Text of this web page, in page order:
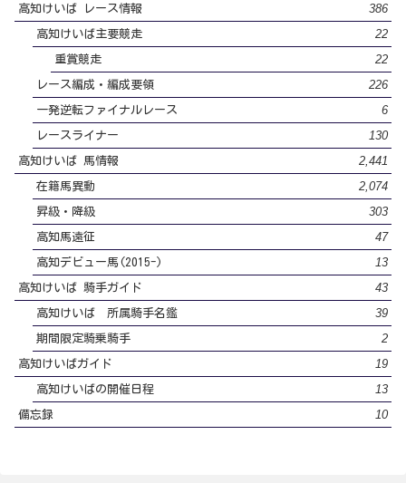
高知けいば レース情報 386
高知けいば主要競走 22
重賞競走 22
レース編成・編成要領 226
一発逆転ファイナルレース 6
レースライナー 130
高知けいば 馬情報 2,441
在籍馬異動 2,074
昇級・降級 303
高知馬遠征 47
高知デビュー馬(2015-) 13
高知けいば 騎手ガイド 43
高知けいば 所属騎手名鑑 39
期間限定騎乗騎手 2
高知けいばガイド 19
高知けいばの開催日程 13
備忘録 10